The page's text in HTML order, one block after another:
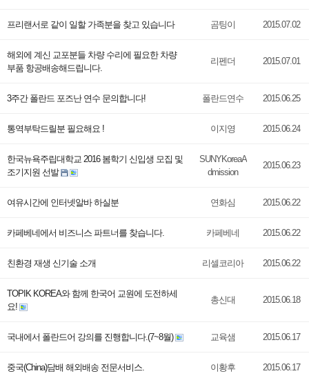
프리랜서로 같이 일할 가족분을 찾고 있습니다 곰팅이 2015.07.02
해외에 계신 교포분들 차량 수리에 필요한 차량
부품 항공배송해드립니다.
리펜더 2015.07.01
3주간 폴란드 포즈난 연수 문의합니다! 폴란드연수 2015.06.25
통역부탁드릴분 필요해요 ! 이지영 2015.06.24
한국뉴욕주립대학교 2016 봄학기 신입생 모집 및
조기지원 선발
SUNYKoreaA
dmission
2015.06.23
여유시간에 인터넷알바 하실분 연화심 2015.06.22
카페베네에서 비즈니스 파트너를 찾습니다. 카페베네 2015.06.22
친환경 재생 신기술 소개 리셀코리아 2015.06.22
TOPIK KOREA와 함께 한국어 교원에 도전하세
요!
총신대 2015.06.18
국내에서 폴란드어 강의를 진행합니다.(7~8월) 교육샘 2015.06.17
중국(China)담배 해외배송 전문서비스. 이황후 2015.06.17